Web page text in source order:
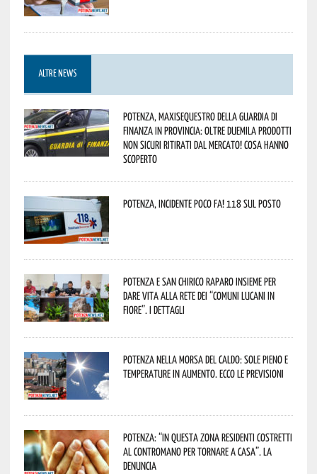
ALTRE NEWS
Potenza, maxisequestro della Guardia di
Finanza in provincia: oltre duemila prodotti
non sicuri ritirati dal mercato! Cosa hanno
scoperto
Potenza, incidente poco fa! 118 sul posto
Potenza e San Chirico Raparo insieme per
dare vita alla rete dei “Comuni Lucani in
Fiore”. I dettagli
Potenza nella morsa del caldo: sole pieno e
temperature in aumento. Ecco le previsioni
Potenza: “In questa zona residenti costretti
al contromano per tornare a casa”. La
denuncia